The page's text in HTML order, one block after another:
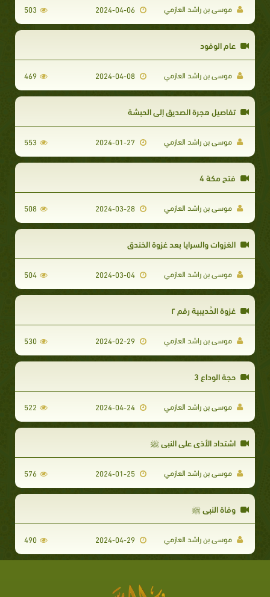
موسى بن راشد العازمي 2024-04-06
503
عام الوفود
موسى بن راشد العازمي 2024-04-08
469
تفاصيل هجرة الصديق إلى الحبشة
موسى بن راشد العازمي 553
فتح مكة 4
موسى بن راشد العازمي 2024-03-28
508
الغزوات والسرايا بعد غزوة الخندق
موسى بن راشد العازمي 2024-03-04
504
غزوة الحُديبية رقم ٢
موسى بن راشد العازمي 2024-02-29
530
حجة الوداع 3
موسى بن راشد العازمي 2024-04-24
522
اشتداد الأذى على النبي ﷺ
موسى بن راشد العازمي 2024-01-25
576
وفاة النبي ﷺ
موسى بن راشد العازمي 2024-04-29
490